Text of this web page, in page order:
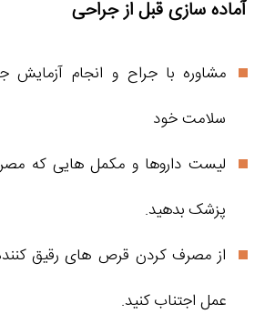
آماده‌ سازی قبل از جراحی
مشاوره با جراح و انجام
سلامت خود
لیست داروها و مکمل هایی که
پزشک بدهید.
از مصرف کردن قرص های رقیق
عمل اجتناب کنید.